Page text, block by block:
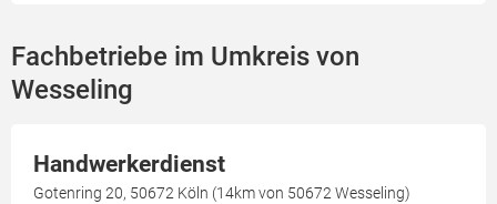
Fachbetriebe im Umkreis von
Wesseling
Handwerkerdienst
Gotenring 20, 50672 Köln (14km von 50672 Wesseling)